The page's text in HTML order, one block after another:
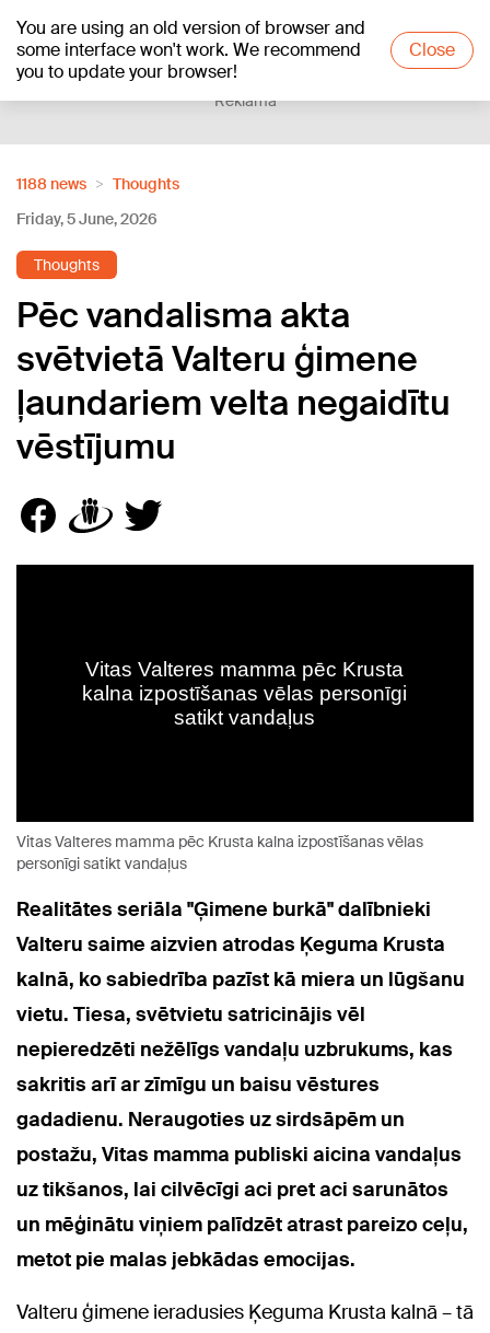
You are using an old version of browser and
some interface won't work. We recommend
you to update your browser!
Close
+15°C
Reklāma
1188 news
Thoughts
Friday, 5 June, 2026
Thoughts
Pēc vandalisma akta
svētvietā Valteru ģimene
ļaundariem velta negaidītu
vēstījumu
Vitas Valteres mamma pēc Krusta kalna izpostīšanas vēlas
personīgi satikt vandaļus
Realitātes seriāla "Ģimene burkā" dalībnieki
Valteru saime aizvien atrodas Ķeguma Krusta
kalnā, ko sabiedrība pazīst kā miera un lūgšanu
vietu. Tiesa, svētvietu satricinājis vēl
nepieredzēti nežēlīgs vandaļu uzbrukums, kas
sakritis arī ar zīmīgu un baisu vēstures
gadadienu. Neraugoties uz sirdsāpēm un
postažu, Vitas mamma publiski aicina vandaļus
uz tikšanos, lai cilvēcīgi aci pret aci sarunātos
un mēģinātu viņiem palīdzēt atrast pareizo ceļu,
metot pie malas jebkādas emocijas.
Valteru ģimene ieradusies Ķeguma Krusta kalnā – tā